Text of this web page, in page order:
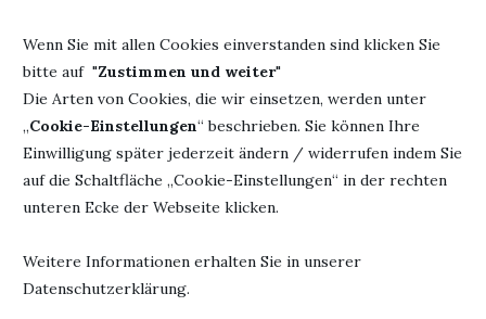
Wenn Sie mit allen Cookies einverstanden sind klicken Sie
bitte auf "Zustimmen und weiter"
Die Arten von Cookies, die wir einsetzen, werden unter
„Cookie-Einstellungen“ beschrieben. Sie können Ihre
Einwilligung später jederzeit ändern / widerrufen indem Sie
auf die Schaltfläche „Cookie-Einstellungen“ in der rechten
unteren Ecke der Webseite klicken.
Weitere Informationen erhalten Sie in unserer
Datenschutzerklärung.
DER...